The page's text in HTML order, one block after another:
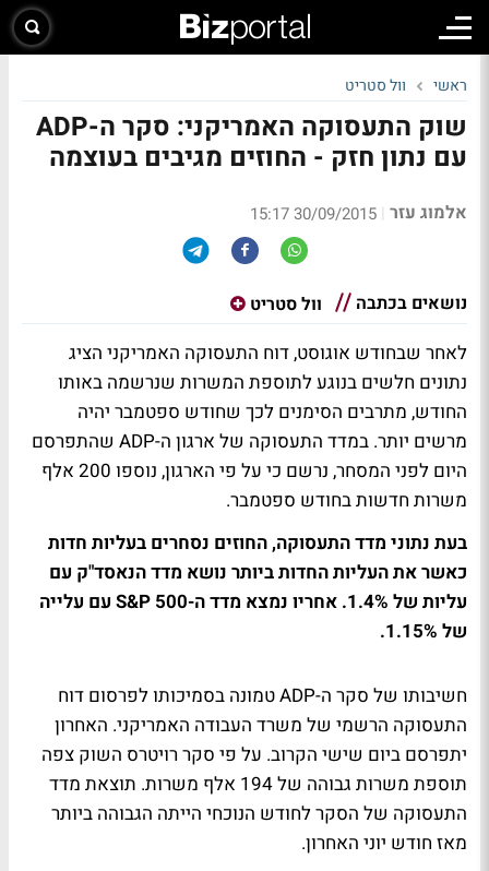
ראשי וול סטריט
שוק התעסוקה האמריקני: סקר ה-ADP
עם נתון חזק - החוזים מגיבים בעוצמה
אלמוג עזר |
30/09/2015 15:17
נושאים בכתבה וול סטריט
לאחר שבחודש אוגוסט, דוח התעסוקה האמריקני הציג
נתונים חלשים בנוגע לתוספת המשרות שנרשמה באותו
החודש, מתרבים הסימנים לכך שחודש ספטמבר יהיה
מרשים יותר. במדד התעסוקה של ארגון ה-ADP שהתפרסם
היום לפני המסחר, נרשם כי על פי הארגון, נוספו 200 אלף
משרות חדשות בחודש ספטמבר.
בעת נתוני מדד התעסוקה, החוזים נסחרים בעליות חדות
כאשר את העליות החדות ביותר נושא מדד הנאסד"ק עם
עליות של 1.4%. אחריו נמצא מדד ה-S&P 500 עם עלייה
של 1.15%.
חשיבותו של סקר ה-ADP טמונה בסמיכותו לפרסום דוח
התעסוקה הרשמי של משרד העבודה האמריקני. האחרון
יתפרסם ביום שישי הקרוב. על פי סקר רויטרס השוק צפה
תוספת משרות גבוהה של 194 אלף משרות. תוצאת מדד
התעסוקה של הסקר לחודש הנוכחי הייתה הגבוהה ביותר
מאז חודש יוני האחרון.